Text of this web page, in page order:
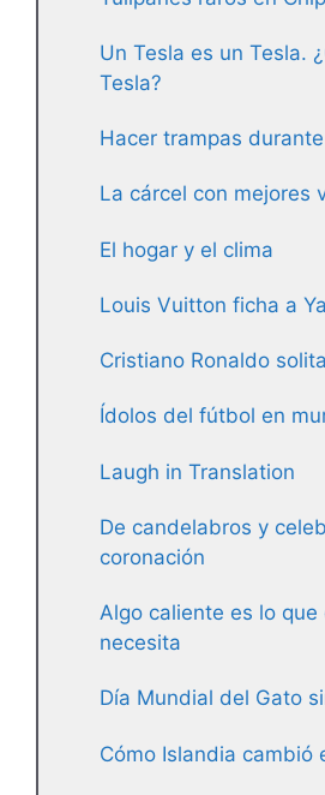
Un Tesla es un Tesla.
Tesla?
Hacer trampas
La cárcel con mejores
El hogar y el clima
Louis Vuitton ficha a
Cristiano Ronaldo
Ídolos del fútbol en
Laugh in Translation
De candelabros y
coronación
Algo caliente es lo que
necesita
Día Mundial del Gato
Cómo Islandia cambió